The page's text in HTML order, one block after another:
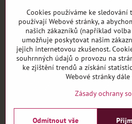
Cookies používáme ke sledování
používají Webové stránky, a
našich zákazníků (například
umožňuje poskytovat našim
jejich internetovou zkušenost.
souhrnných údajů o provozu na
ke zjištění trendů a získání
Webové stránky
Zásady ochrany
Odmítnout vše